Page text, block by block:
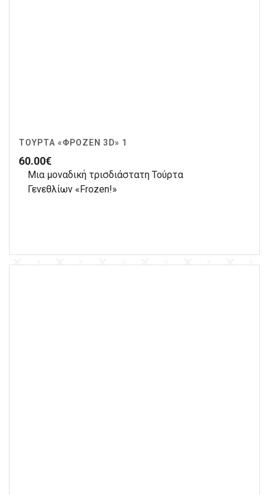
ΤΟΎΡΤΑ «ΦΡΌΖΕΝ 3D» 1
60.00€
Μια μοναδική τρισδιάστατη Τούρτα
Γενεθλίων «Frozen!»